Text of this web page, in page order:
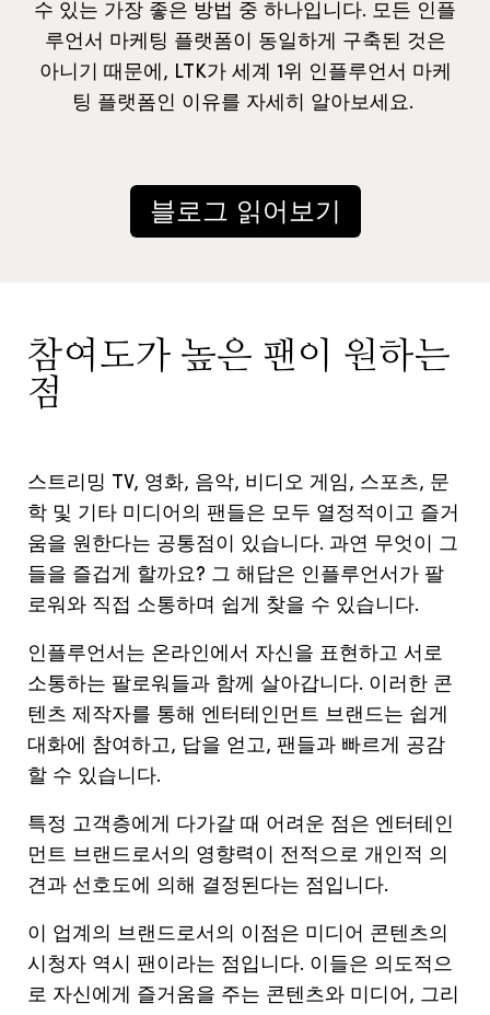
수 있는 가장 좋은 방법 중 하나입니다. 모든 인플
루언서 마케팅 플랫폼이 동일하게 구축된 것은
아니기 때문에, LTK가 세계 1위 인플루언서 마케
팅 플랫폼인 이유를 자세히 알아보세요.
블로그 읽어보기
참여도가 높은 팬이 원하는
점
스트리밍 TV, 영화, 음악, 비디오 게임, 스포츠, 문
학 및 기타 미디어의 팬들은 모두 열정적이고 즐거
움을 원한다는 공통점이 있습니다. 과연 무엇이 그
들을 즐겁게 할까요? 그 해답은 인플루언서가 팔
로워와 직접 소통하며 쉽게 찾을 수 있습니다.
인플루언서는 온라인에서 자신을 표현하고 서로
소통하는 팔로워들과 함께 살아갑니다. 이러한 콘
텐츠 제작자를 통해 엔터테인먼트 브랜드는 쉽게
대화에 참여하고, 답을 얻고, 팬들과 빠르게 공감
할 수 있습니다.
특정 고객층에게 다가갈 때 어려운 점은 엔터테인
먼트 브랜드로서의 영향력이 전적으로 개인적 의
견과 선호도에 의해 결정된다는 점입니다.
이 업계의 브랜드로서의 이점은 미디어 콘텐츠의
시청자 역시 팬이라는 점입니다. 이들은 의도적으
로 자신에게 즐거움을 주는 콘텐츠와 미디어, 그리